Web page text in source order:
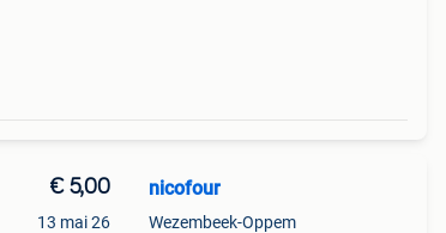
€ 5,00
13 mai 26
nicofour
Wezembeek-Oppem